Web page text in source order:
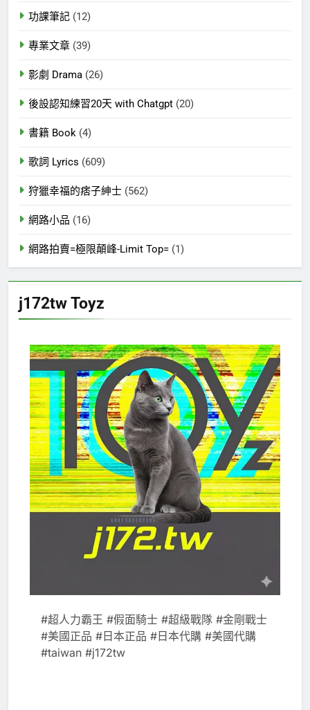
功課筆記 (12)
專業文章 (39)
影劇 Drama (26)
後設認知練習20天 with Chatgpt (20)
書籍 Book (4)
歌詞 Lyrics (609)
狩獵幸福的痞子紳士 (562)
網路小品 (16)
網路拍賣=極限顛峰-Limit Top= (1)
j172tw Toyz
#超人力霸王 #假面騎士 #超級戰隊 #金剛戰士
#美國正品 #日本正品 #日本代購 #美國代購
#taiwan #j172tw